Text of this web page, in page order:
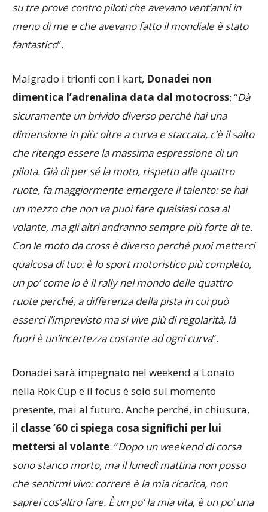
vincere a 45 anni un campionato italiano organizzato
su tre prove contro piloti che avevano vent’anni in
meno di me e che avevano fatto il mondiale è stato
Malgrado i trionfi con i kart,Donadei non
dimentica l’adrenalina data dal motocross
sicuramente un brivido diverso perché hai una
dimensione in più: oltre a curva e staccata, c’è il salto
che ritengo essere la massima espressione di un
pilota. Già di per sé la moto, rispetto alle quattro
ruote, fa maggiormente emergere il talento: se hai
un mezzo che non va puoi fare qualsiasi cosa al
volante, ma gli altri andranno sempre più forte di te.
Con le moto da cross è diverso perché puoi metterci
qualcosa di tuo: è lo sport motoristico più completo,
un po’ come lo è il rally nel mondo delle quattro
ruote perché, a differenza della pista in cui può
esserci l’imprevisto ma si vive più di regolarità, là
Donadei sarà impegnato nel weekend a Lonato
nella Rok Cup e il focus è solo sul momento
presente, mai al futuro. Anche perché, in chiusura,
il classe ’60 ci spiega cosa significhi per lui
mettersi al volante: “Dopo un weekend di corsa
sono stanco morto, ma il lunedì mattina non posso
che sentirmi vivo: correre è la mia ricarica, non